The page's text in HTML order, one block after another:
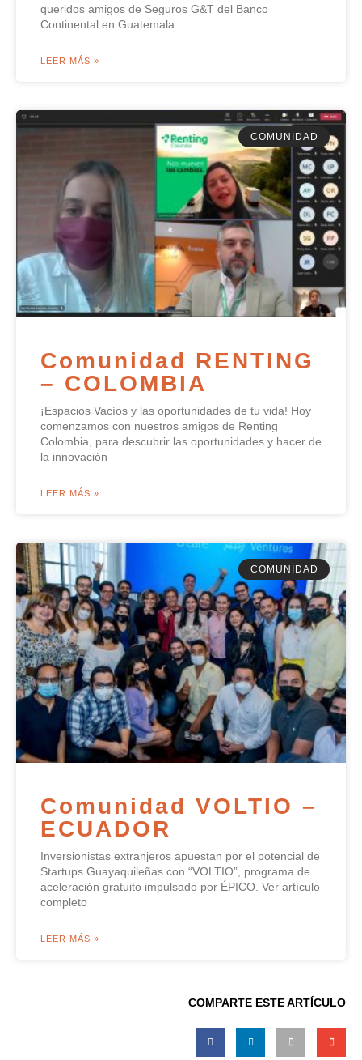
queridos amigos de Seguros G&T del Banco
Continental en Guatemala
LEER MÁS »
COMUNIDAD
Comunidad RENTING
– COLOMBIA
¡Espacios Vacíos y las oportunidades de tu vida! Hoy
comenzamos con nuestros amigos de Renting
Colombia, para descubrir las oportunidades y hacer de
la innovación
LEER MÁS »
COMUNIDAD
Comunidad VOLTIO –
ECUADOR
Inversionistas extranjeros apuestan por el potencial de
Startups Guayaquileñas con “VOLTIO”, programa de
aceleración gratuito impulsado por ÉPICO. Ver artículo
completo
LEER MÁS »
COMPARTE ESTE ARTÍCULO